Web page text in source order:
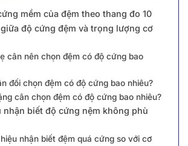
mềm của đệm theo thang đo 10
độ cứng đệm và trọng lượng cơ
cân nên chọn đệm có độ cứng bao
đối chọn đệm có độ cứng bao nhiêu?
cân chọn đệm có độ cứng bao nhiêu?
nhận biết độ cứng nệm không phù
nhận biết đệm quá cứng so với cơ